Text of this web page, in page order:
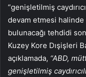
“genişletilmiş
devam etmesi
bulunacağı tehdidi
Kuzey Kore Dışişleri
açıklamada, “ABD,
genişletilmiş